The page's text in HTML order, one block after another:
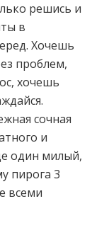
решись и
в
Хочешь
проблем,
хочешь
сочная
и
один милый,
пирога 3
всеми